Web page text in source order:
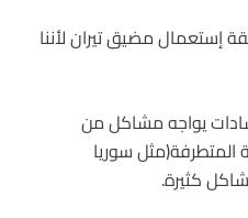
إستعمال مضيق تيران لأننا
يواجه مشاكل من
المتطرفة(مثل سوريا
كثيرة.